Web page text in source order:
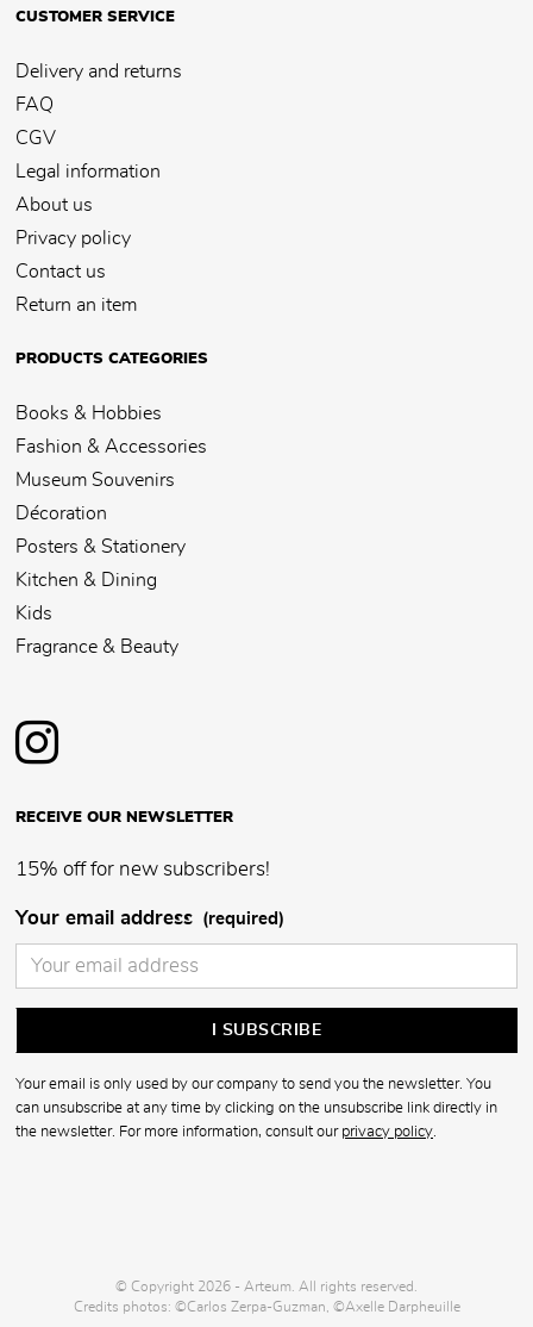
CUSTOMER SERVICE
Delivery and returns
FAQ
CGV
Legal information
About us
Privacy policy
Contact us
Return an item
PRODUCTS CATEGORIES
Books & Hobbies
Fashion & Accessories
Museum Souvenirs
Décoration
Posters & Stationery
Kitchen & Dining
Kids
Fragrance & Beauty
RECEIVE OUR NEWSLETTER
15% off for new subscribers!
Your email address (required)
Your email is only used by our company to send you the newsletter. You
can unsubscribe at any time by clicking on the unsubscribe link directly in
the newsletter. For more information, consult our privacy policy.
© Copyright 2026 - Arteum. All rights reserved.
Credits photos: ©Carlos Zerpa-Guzman, ©Axelle Darpheuille